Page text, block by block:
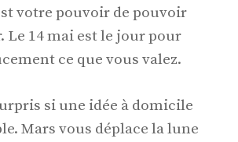
votre pouvoir de pouvoir
Le 14 mai est le jour pour
ce que vous valez.
si une idée à domicile
Mars vous déplace la lune